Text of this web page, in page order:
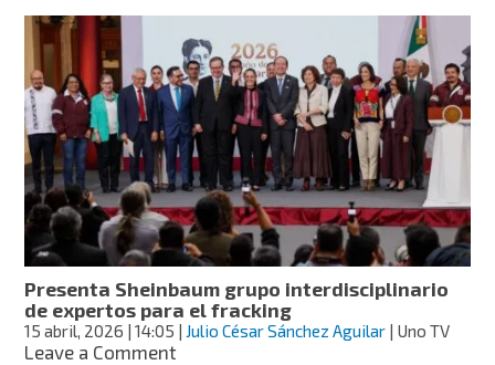
y
UAM
2026:
fechas
oficiales
de
fin
de
clases
y
vacaciones
Presenta Sheinbaum grupo interdisciplinario
de expertos para el fracking
15 abril, 2026 | 14:05 | Julio César Sánchez Aguilar | Uno TV
Leave a Commenton